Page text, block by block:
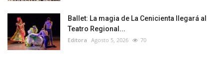
Ballet: La magia de La Cenicienta llegará al
Teatro Regional...
Editora Agosto 5, 2026 70